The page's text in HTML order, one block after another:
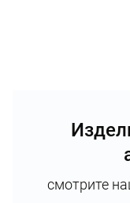
смотрите